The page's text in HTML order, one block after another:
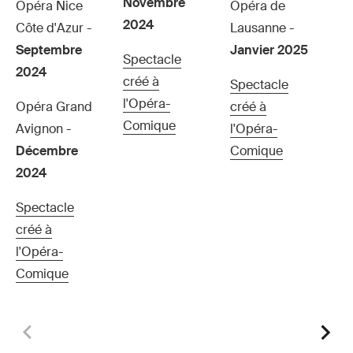
Opéra Nice
Côte d'Azur -
Septembre
2024
Opéra Grand
Avignon -
Décembre
2024
Spectacle
créé à
l'Opéra-
Comique
2024
Spectacle
créé à
l'Opéra-
Comique
Opéra de
Lausanne -
Janvier 2025
Spectacle
créé à
l'Opéra-
Comique